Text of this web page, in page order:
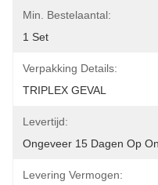
Min. Bestelaantal:
1 Set
Verpakking Details:
TRIPLEX GEVAL
Levertijd:
Ongeveer 15 Dagen Op
Levering Vermogen: